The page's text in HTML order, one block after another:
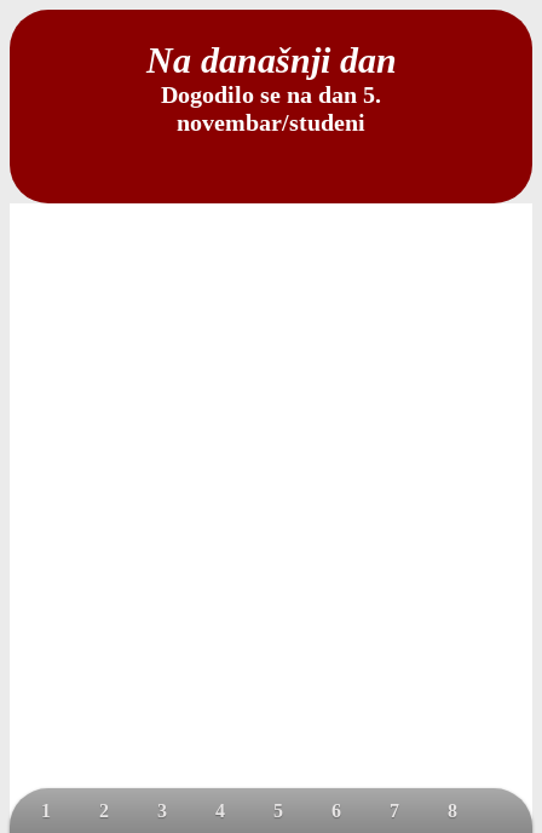
Na današnji dan
Dogodilo se na dan 5.
novembar/studeni
1 2 3 4 5 6 7 8